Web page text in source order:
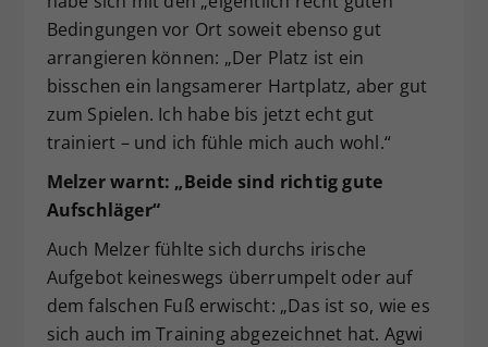
Bedingungen vor Ort soweit ebenso gut
arrangieren können: „Der Platz ist ein
bisschen ein langsamerer Hartplatz, aber gut
zum Spielen. Ich habe bis jetzt echt gut
trainiert – und ich fühle mich auch wohl.“
Melzer warnt: „Beide sind richtig gute
Aufschläger“
Auch Melzer fühlte sich durchs irische
Aufgebot keineswegs überrumpelt oder auf
dem falschen Fuß erwischt: „Das ist so, wie es
sich auch im Training abgezeichnet hat. Agwi